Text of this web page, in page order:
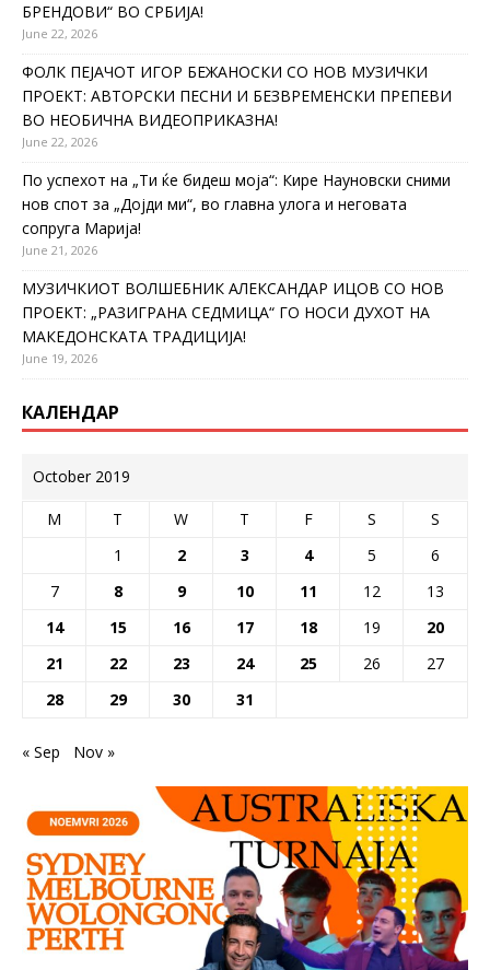
БРЕНДОВИ“ ВО СРБИЈА!
June 22, 2026
ФОЛК ПЕЈАЧОТ ИГОР БЕЖАНОСКИ СО НОВ МУЗИЧКИ
ПРОЕКТ: АВТОРСКИ ПЕСНИ И БЕЗВРЕМЕНСКИ ПРЕПЕВИ
ВО НЕОБИЧНА ВИДЕОПРИКАЗНА!
June 22, 2026
По успехот на „Ти ќе бидеш моја“: Кире Науновски сними
нов спот за „Дојди ми“, во главна улога и неговата
сопруга Марија!
June 21, 2026
МУЗИЧКИОТ ВОЛШЕБНИК АЛЕКСАНДАР ИЦОВ СО НОВ
ПРОЕКТ: „РАЗИГРАНА СЕДМИЦА“ ГО НОСИ ДУХОТ НА
МАКЕДОНСКАТА ТРАДИЦИЈА!
June 19, 2026
КАЛЕНДАР
October 2019
M T W T F S
S
1
2 3 4 5
6
7
8 9 10 11 12
13
14
15 16 17 18 19
20
21
22 23 24 25 26
27
28
29 30 31
« Sep Nov »